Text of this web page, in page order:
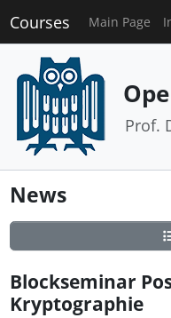
Courses Main Page
Prof.
News
Blockseminar
Kryptographie